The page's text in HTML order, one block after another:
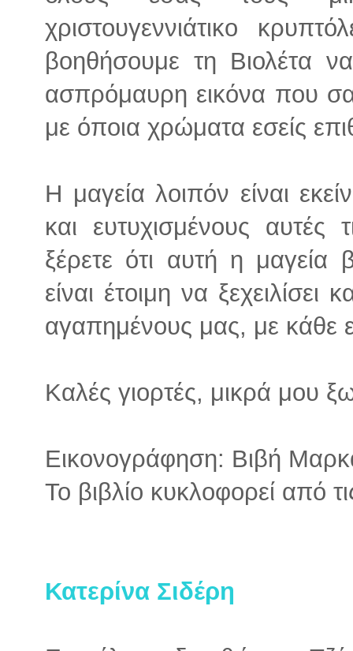
χριστουγεννιάτικο
βοηθήσουμε τη Βιολέτα
ασπρόμαυρη εικόνα που
με όποια χρώματα εσείς
Η μαγεία λοιπόν είναι
και ευτυχισμένους αυτές
ξέρετε ότι αυτή η μαγεία
είναι έτοιμη να
αγαπημένους μας, με κάθε
Καλές γιορτές, μικρά μου
Εικονογράφηση: Βιβή
Το βιβλίο κυκλοφορεί από
Κατερίνα Σιδέρη